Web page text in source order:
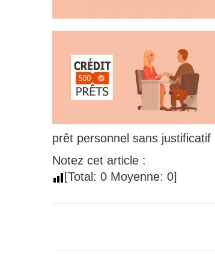
prêt personnel sans
Notez cet article :
[Total: 0 Moyenne: 0]